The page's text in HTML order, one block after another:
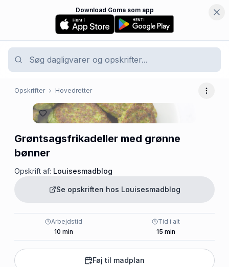
Download Goma som app
Opskrifter Hovedretter Flere
Grøntsagsfrikadeller med grønne
bønner
Opskrift af: Louisesmadblog
Se opskriften hos Louisesmadblog
Arbejdstid
10 min
Tid i alt
15 min
Føj til madplan